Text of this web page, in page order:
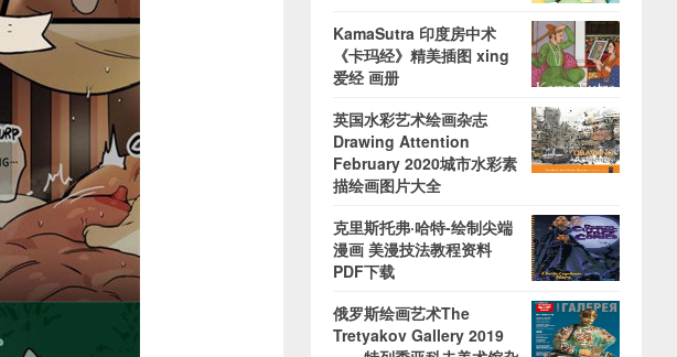
KamaSutra 印度房中术
《卡玛经》精美插图 xing
爱经 画册
英国水彩艺术绘画杂志
Drawing Attention
February 2020城市水彩素
描绘画图片大全
克里斯托弗·哈特-绘制尖端
漫画 美漫技法教程资料
PDF下载
俄罗斯绘画艺术The
Tretyakov Gallery 2019